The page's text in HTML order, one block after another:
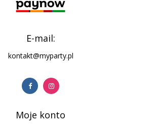
E-mail:
kontakt@myparty.pl
Moje konto